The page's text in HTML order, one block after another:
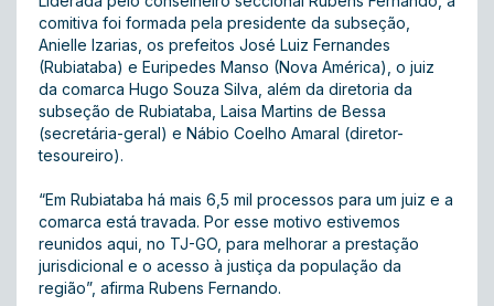
comitiva foi formada pela presidente da subseção,
Anielle Izarias, os prefeitos José Luiz Fernandes
(Rubiataba) e Euripedes Manso (Nova América), o juiz
da comarca Hugo Souza Silva, além da diretoria da
subseção de Rubiataba, Laisa Martins de Bessa
(secretária-geral) e Nábio Coelho Amaral (diretor-
tesoureiro).
“Em Rubiataba há mais 6,5 mil processos para um juiz e a
comarca está travada. Por esse motivo estivemos
reunidos aqui, no TJ-GO, para melhorar a prestação
jurisdicional e o acesso à justiça da população da
região”, afirma Rubens Fernando.